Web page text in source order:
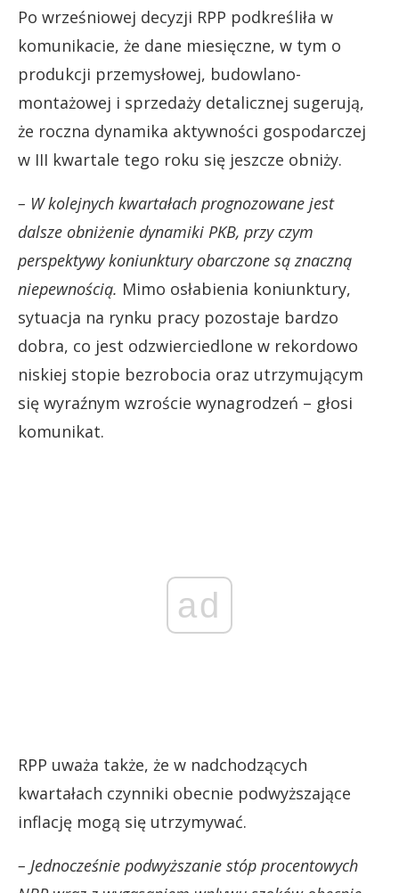
Po wrześniowej decyzji RPP podkreśliła w
komunikacie, że dane miesięczne, w tym o
produkcji przemysłowej, budowlano-
montażowej i sprzedaży detalicznej sugerują,
że roczna dynamika aktywności gospodarczej
w III kwartale tego roku się jeszcze obniży.
– W kolejnych kwartałach prognozowane jest
dalsze obniżenie dynamiki PKB, przy czym
perspektywy koniunktury obarczone są znaczną
niepewnością. Mimo osłabienia koniunktury,
sytuacja na rynku pracy pozostaje bardzo
dobra, co jest odzwierciedlone w rekordowo
niskiej stopie bezrobocia oraz utrzymującym
się wyraźnym wzroście wynagrodzeń – głosi
komunikat.
ad
RPP uważa także, że w nadchodzących
kwartałach czynniki obecnie podwyższające
inflację mogą się utrzymywać.
– Jednocześnie podwyższanie stóp procentowych